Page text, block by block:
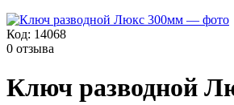
Код: 14068
0 отзыва
Ключ разводной